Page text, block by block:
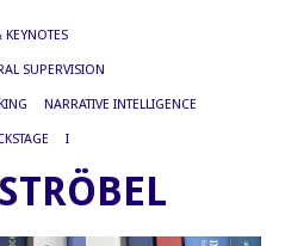
KEYNOTES
SUPERVISION
NARRATIVE INTELLIGENCE
I